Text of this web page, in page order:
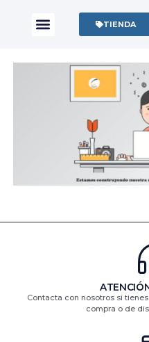
TIENDA
Contacta con nosotros si
compra o de